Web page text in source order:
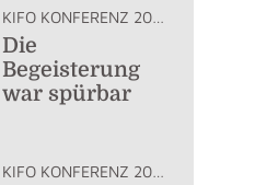
KIFO KONFERENZ 2024
Die
Begeisterung
war spürbar
KIFO KONFERENZ 2023